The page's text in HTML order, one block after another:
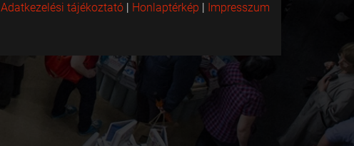
Adatkezelési tájékoztató | Honlaptérkép | Impresszum